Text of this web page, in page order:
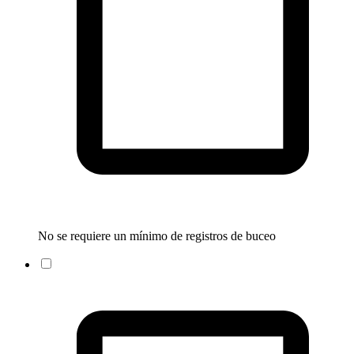
No se requiere un mínimo de registros de buceo